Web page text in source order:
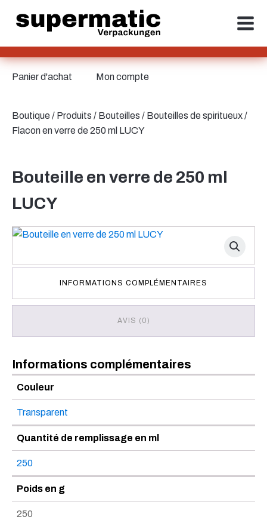
Boutique/ Produits / Bouteilles / Bouteilles de spiritueux/
Flacon en verre de 250 ml LUCY
Panier d'achat Mon compte
Bouteille en verre de 250 ml
LUCY
INFORMATIONS COMPLÉMENTAIRES
AVIS (0)
Informations complémentaires
Couleur
Transparent
Quantité de remplissage en ml
250
Poids en g
250